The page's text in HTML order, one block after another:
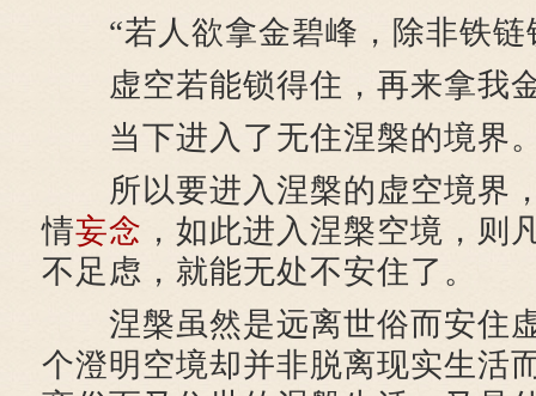
“若人欲拿金碧峰，除非铁链
虚空若能锁得住，再来拿我
当下进入了无住涅槃的境界
所以要进入涅槃的虚空境界
情妄念 ，如此进入涅槃空境，则
不足虑，就能无处不安住了。
涅槃虽然是远离世俗而安住
个澄明空境却并非脱离现实生活